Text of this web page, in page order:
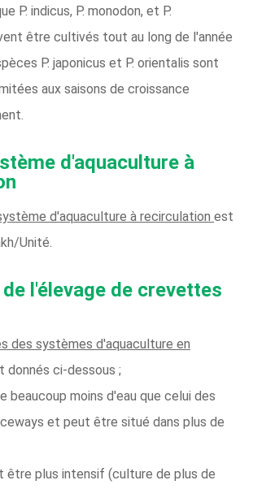
P. indicus, P. monodon, et P.
être cultivés tout au long de l'année
P. japonicus et P. orientalis sont
aux saisons de croissance
d'aquaculture à
d'aquaculture à recirculation est
Unité.
l'élevage de crevettes
des systèmes d'aquaculture en
donnés ci-dessous ;
beaucoup moins d'eau que celui des
et peut être situé dans plus de
être plus intensif (culture de plus de